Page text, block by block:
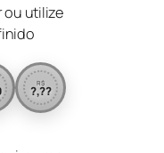
ou utilize
R$
?,??